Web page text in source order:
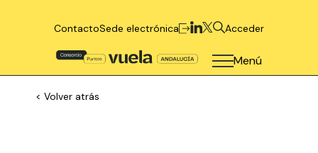
ContactoSede electrónica Acceder
Menú
< Volver atrás